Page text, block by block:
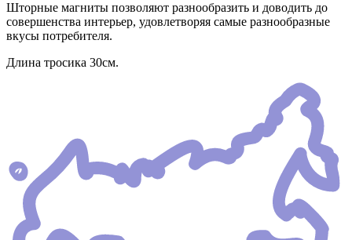
Шторные магниты позволяют разнообразить и доводить до
совершенства интерьер, удовлетворяя самые разнообразные
вкусы потребителя.
Длина тросика 30см.